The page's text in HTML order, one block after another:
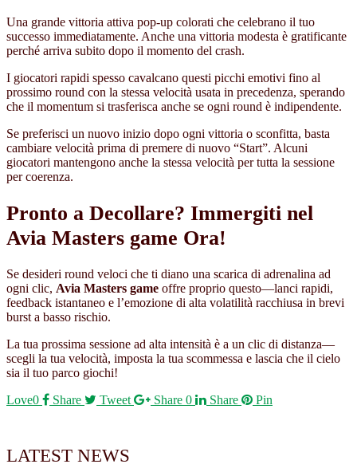
Una grande vittoria attiva pop-up colorati che celebrano il tuo
successo immediatamente. Anche una vittoria modesta è gratificante
perché arriva subito dopo il momento del crash.
I giocatori rapidi spesso cavalcano questi picchi emotivi fino al
prossimo round con la stessa velocità usata in precedenza, sperando
che il momentum si trasferisca anche se ogni round è indipendente.
Se preferisci un nuovo inizio dopo ogni vittoria o sconfitta, basta
cambiare velocità prima di premere di nuovo “Start”. Alcuni
giocatori mantengono anche la stessa velocità per tutta la sessione
per coerenza.
Pronto a Decollare? Immergiti nel
Avia Masters game Ora!
Se desideri round veloci che ti diano una scarica di adrenalina ad
ogni clic, Avia Masters game offre proprio questo—lanci rapidi,
feedback istantaneo e l’emozione di alta volatilità racchiusa in brevi
burst a basso rischio.
La tua prossima sessione ad alta intensità è a un clic di distanza—
scegli la tua velocità, imposta la tua scommessa e lascia che il cielo
sia il tuo parco giochi!
Love0 Share Tweet Share 0 Share Pin
LATEST NEWS